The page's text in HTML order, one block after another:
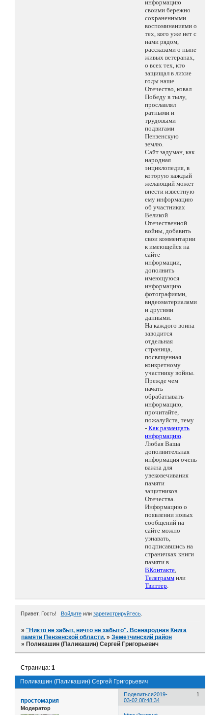
информацию
своими бережно
сохраненными
воспоминаниями о
тех, кого уже нет с
нами рядом,
рассказами о ныне
живых ветеранах,
о всех тех, кто
защищал в лихие
годы наше
Отечество, ковал
Победу в тылу,
прославлял
ратными и
трудовыми
подвигами
Пензенскую
землю.
Сайт задуман, как
народная
энциклопедия, в
которую каждый
желающий может
внести известную
ему информацию
об участниках
Великой
Отечественной
войны, добавить
свои комментарии
к имеющейся на
сайте
информации,
дополнить
имеющуюся
информацию
фотографиями,
видеоматериалами
и другими
данными.
На каждого воина
заводится
отдельная
страница,
посвященная
конкретному
участнику войны.
Прежде чем
начать
обрабатывать
информацию,
прочитайте,
пожалуйста, тему
- Как размещать
информацию.
Любая Ваша
дополнительная
информация очень
важна для
увековечивания
памяти
защитников
Отечества.
Информацию о
появлении новых
сообщений на
сайте можно
узнавать,
подписавшись на
страничках книги
памяти в
ВКонтакте,
Телеграмм или
Твиттер.
Привет, Гость! Войдитеили зарегистрируйтесь.
»"Никто не забыт, ничто не забыто". Всенародная Книга
памяти Пензенской области. »Земетчинский район
» Поликашин (Паликашин) Сергей Григорьевич
Поликашин (Паликашин) Сергей Григорьевич
Страница:1
Поделиться 1
2019-
03-02 08:48:34
простомария
Модератор